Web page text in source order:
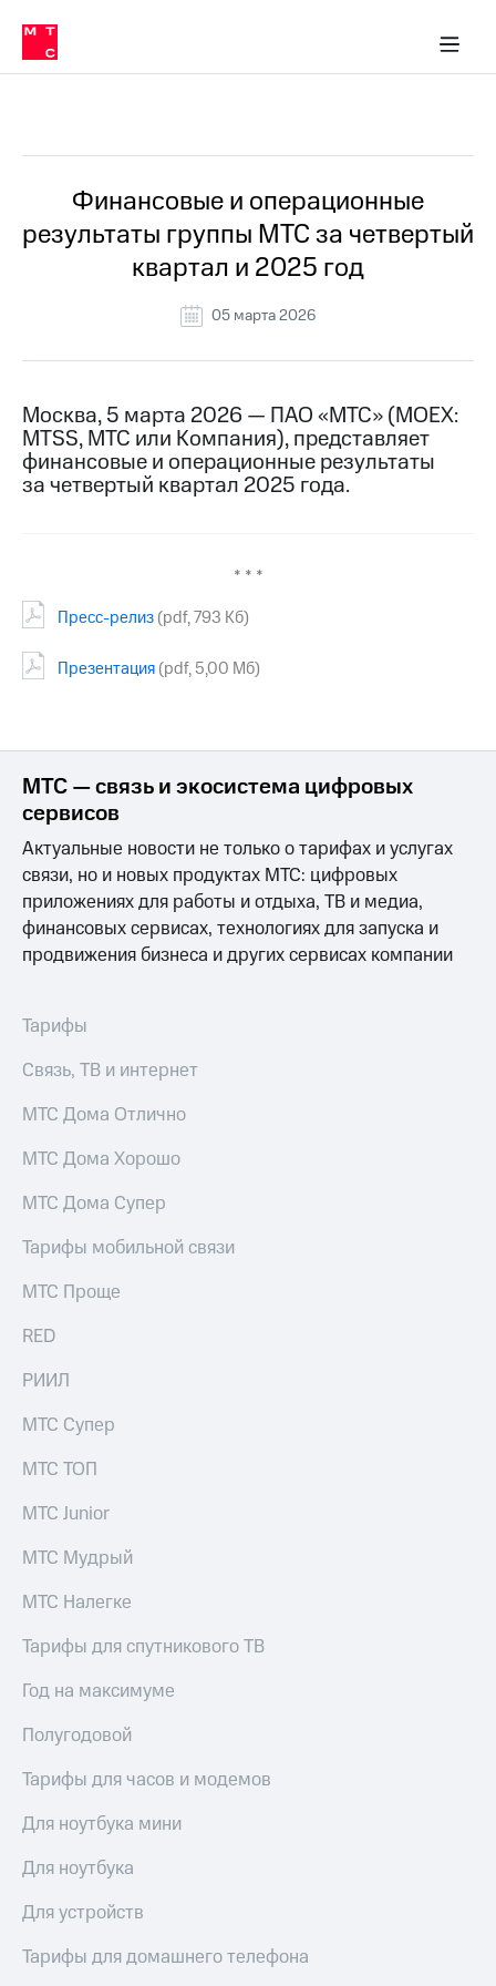
Медиа-центр
и акционерам
Устойчивое развитие
Комплаенс и деловая этика
компании
Карьера
История
компании
Руководство
информация
Контакты
Медиа-центр
Пресс-
релизы
Финансовая
Пригласить
спикера
и акционерам
Корпоративное
управление
Корпоративный
секретарь
Документы
ПАО
"МТС"
Собрания
Личный
акционера
капитал
и
Программа
приобретения
Порядок
выкупа
Дивиденды
Рынок
облигаций
Описание
Уведомление
погашении
облигаций
Реквизиты
Контакты
развитие
деловая этика
На главную
в МТС
Пресс-
релизы
о технологиях
Финансовые и операционные
результаты группы МТС за четвертый
квартал и 2025 год
05 марта 2026
Москва, 5 марта 2026 — ПАО «МТС» (MOEX:
MTSS, МТС или Компания), представляет
финансовые и операционные результаты
за четвертый квартал 2025 года.
* * *
Пресс-релиз(pdf, 793 Кб)
Презентация(pdf, 5,00 Мб)
МТС — связь и экосистема цифровых
сервисов
Актуальные новости не только о тарифах и услугах
связи, но и новых продуктах МТС: цифровых
приложениях для работы и отдыха, ТВ и медиа,
финансовых сервисах, технологиях для запуска и
продвижения бизнеса и других сервисах компании
Тарифы
Связь, ТВ и интернет
МТС Дома Отлично
МТС Дома Хорошо
МТС Дома Супер
Тарифы мобильной связи
МТС Проще
RED
РИИЛ
МТС Супер
МТС ТОП
МТС Junior
МТС Мудрый
МТС Налегке
Тарифы для спутникового ТВ
Год на максимуме
Полугодовой
Тарифы для часов и модемов
Для ноутбука мини
Для ноутбука
Для устройств
Тарифы для домашнего телефона